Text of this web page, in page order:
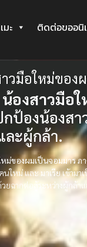
ะ ติดต่อขออนิ
วมือใหม่ขอ
องสาวมือ
ป้องน้องส
ละผู้กล้า.
ม่ของผมเป็นจอมมาร ภ
นใหม่ และมาเรียเข้ามา
ยฉากต่อสู้ระหว่างผู้ก